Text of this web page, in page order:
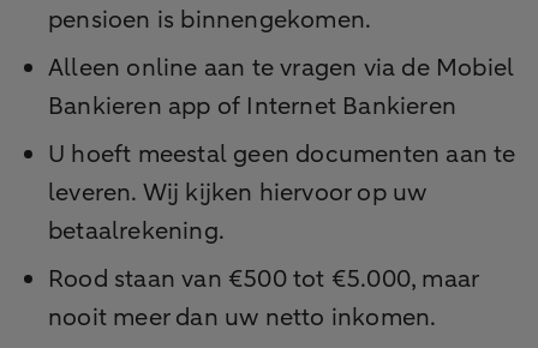
pensioen is binnengekomen.
Alleen online aan te vragen via de Mobiel
Bankieren app of Internet Bankieren
U hoeft meestal geen documenten aan te
leveren. Wij kijken hiervoor op uw
betaalrekening.
Rood staan van €500 tot €5.000, maar
nooit meer dan uw netto inkomen.